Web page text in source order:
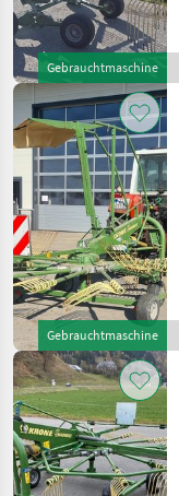
Gebrauchtmaschine
Gebrauchtmaschine